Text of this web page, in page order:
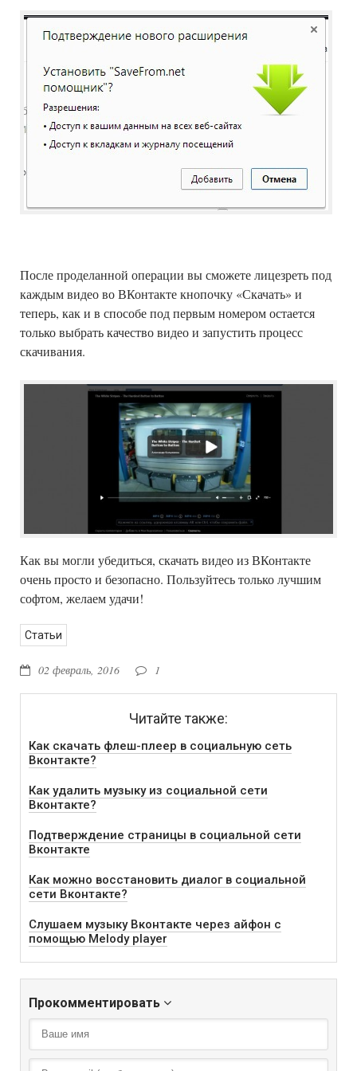
После проделанной операции вы сможете лицезреть под
каждым видео во ВКонтакте кнопочку «Скачать» и
теперь, как и в способе под первым номером остается
только выбрать качество видео и запустить процесс
скачивания.
Как вы могли убедиться, скачать видео из ВКонтакте
очень просто и безопасно. Пользуйтесь только лучшим
софтом, желаем удачи!
Статьи
02 февраль, 2016 1
Читайте также:
Как скачать флеш-плеер в социальную сеть
Вконтакте?
Как удалить музыку из социальной сети
Вконтакте?
Подтверждение страницы в социальной сети
Вконтакте
Как можно восстановить диалог в социальной
сети Вконтакте?
Слушаем музыку Вконтакте через айфон с
помощью Melody player
Прокомментировать